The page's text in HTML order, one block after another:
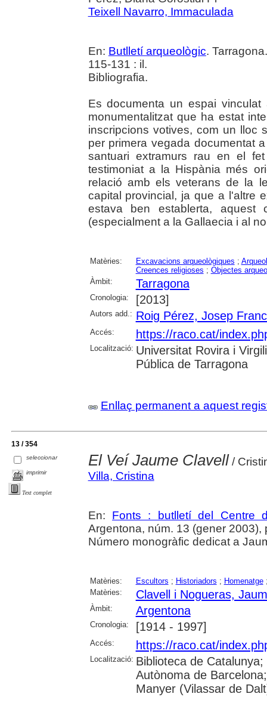
Teixell Navarro, Immaculada
En: Butlletí arqueològic.
115-131 : il.
Bibliografia.
Es documenta un espai
monumentalitzat que ha estat
inscripcions votives, com un lloc
per primera vegada documentat
santuari extramurs rau en el
testimoniat a la Hispània més
relació amb els veterans de la
capital provincial, ja que a l'altre
estava ben establerta, aquest
(especialment a la Gallaecia i al
Matèries: Excavacions arqueològiques ;
Creences religioses ; Objectes
Àmbit:
Tarragona
Cronologia: [2013]
Autors add.: Roig Pérez, Josep
Accés: https://raco.cat/
Localització: Universitat Rovira i
Pública de Tarragona
Enllaç permanent a aquest
13 / 354
seleccionar
imprimir
Text complet
El Veí Jaume Clavell/
Villa, Cristina
En: Fonts : butlletí del Centre
Argentona, núm. 13 (gener 2003),
Número monogràfic dedicat a
Matèries: Escultors ; Historiadors ; Homenatge
Matèries:
Clavell i Nogueras,
Àmbit: Argentona
Cronologia: [1914 - 1997]
Accés: https://raco.cat/
Localització: Biblioteca de
Autònoma de
Manyer (Vilassar de